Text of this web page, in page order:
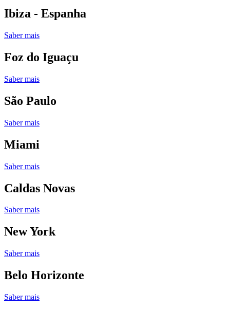
Ibiza - Espanha
Saber mais
Foz do Iguaçu
Saber mais
São Paulo
Saber mais
Miami
Saber mais
Caldas Novas
Saber mais
New York
Saber mais
Belo Horizonte
Saber mais